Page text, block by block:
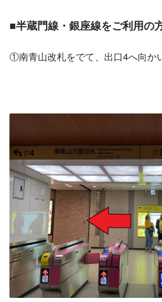
■半蔵門線・銀座線をご利用の
①南青山改札をでて、出口4へ向か